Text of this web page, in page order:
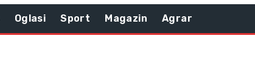
Oglasi Sport Magazin Agrar